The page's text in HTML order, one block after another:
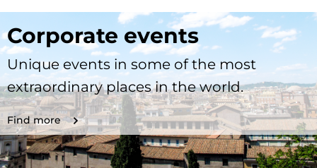
Corporate events
Unique events in some of the most
extraordinary places in the world.
Find more